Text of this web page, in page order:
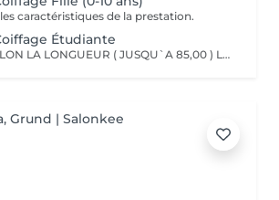
caractéristiques de la prestation.
Étudiante
LE PRIX VARIE SELON LA LONGUEUR ( JUSQU`A 85,00 ) Les remises sont valables uniquement mardi-mercredi-jeudi sur les prestations couleur, toner et balayage (-10%)